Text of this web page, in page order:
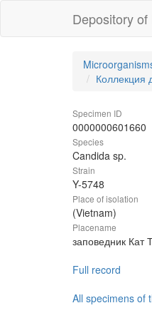
Depository
Коллекция
Specimen ID
0000000601660
Species
Candida sp.
Strain
Y-5748
Place of isolation
(Vietnam)
Placename
заповедник Кат
Full record
All specimens of